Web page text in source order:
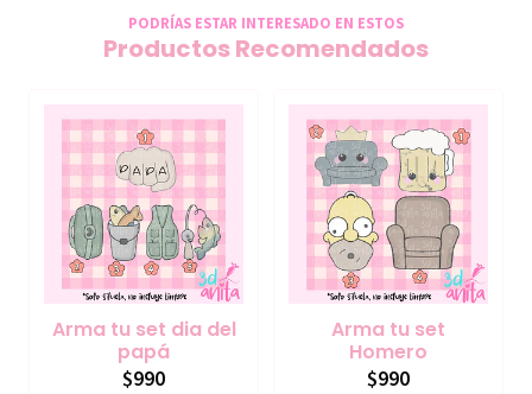
PODRÍAS ESTAR INTERESADO EN ESTOS
Productos Recomendados
Arma tu set dia del
papá
$990
Arma tu set
Homero
$990